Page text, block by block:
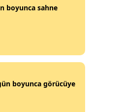
boyunca sahne
boyunca görücüye